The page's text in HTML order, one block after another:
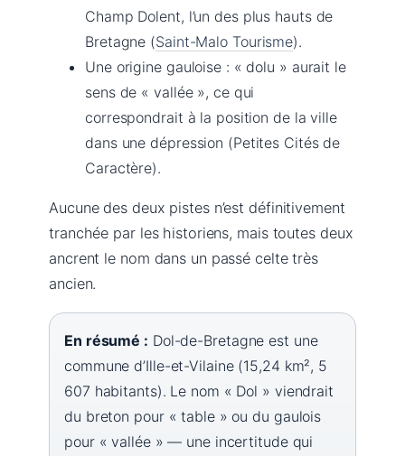
Champ Dolent, l’un des plus hauts de
Bretagne (Saint-Malo Tourisme).
Une origine gauloise : « dolu » aurait le
sens de « vallée », ce qui
correspondrait à la position de la ville
dans une dépression (Petites Cités de
Caractère).
Aucune des deux pistes n’est définitivement
tranchée par les historiens, mais toutes deux
ancrent le nom dans un passé celte très
ancien.
En résumé : Dol-de-Bretagne est une
commune d’Ille-et-Vilaine (15,24 km², 5
607 habitants). Le nom « Dol » viendrait
du breton pour « table » ou du gaulois
pour « vallée » — une incertitude qui